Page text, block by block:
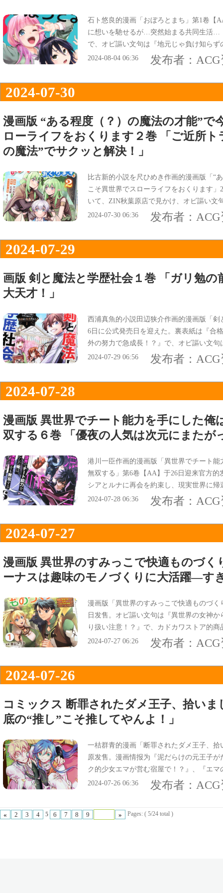
石ト悠良的漫画「おぼろとまち」第1卷【
に想いを馳せるが…突然始まる共同生活…
で、オビ謳い文句は『地元じゃ負け知ら
上京JK、共同生活友情コメディ』。
2024-08-04 06:36 发布者：
2024-07-30
漫画版 “ある程度（？）の魔法の才能”で
ローライフをおくります２巻 「ご近所
の魔法”でサクッと解決！」
比古新的小説を尺ひめき作画的漫画版「“
こそ異世界でスローライフをおくります
いて、ZIN秋葉原店で見かけ、オビ謳い文
程度の魔法」でサクッと解決！？』。
2024-07-30 06:36 发布者：
2024-07-29
画版 剣と魔法と学歴社会１巻 「ガリ勉の
大天才！」
西浦真魚的小説田辺狭介作画的漫画版「
6日に公式発売日を迎えた。裏表紙は『合
外の努力で急成長！？』で、オビ謳い文
『ガリ勉の前世×脳筋の今世＝無自覚系大
2024-07-29 06:56 发布者：
2024-07-28
漫画版 異世界でチート能力を手にした俺
双する６巻 「優夜の人気は次元にまたが
港川一臣作画的漫画版「異世界でチート
無双する」第6卷【AA】于26日迎来官方
シアとルナに再会を約束し、現実世界に
優夜の人気は次元にまたがって万国共通の
2024-07-28 06:36 发布者：
2024-07-27
漫画版 異世界のすみっこで快適ものづく
ーナスは趣味のモノづくりに大活躍―す
漫画版「異世界のすみっこで快適ものづ
日发售。オビ謳い文句は『異世界の女神
り扱い注意！？』で、カドカワストア的
モノづくりに大活躍――すぎる！？』。
2024-07-27 06:26 发布者：
2024-07-26
コミックス 断罪されたダメ王子、拾いま
底の“推し”こそ推してやんよ！」
一桔群青的漫画「断罪されたダメ王子、
原发售。漫画情报为『泥だらけの元王子
ク的少女エマが営む宿屋で！？』、『エ
で、オビは『どん底の“推し”こそ推してや
2024-07-26 06:36 发布者：
« 2 3 4 5 6 7 8 9 » Pages: ( 5/24 total )